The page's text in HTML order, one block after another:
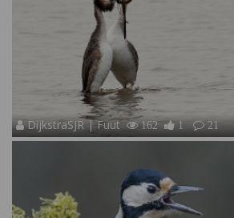
DijkstraSJR | Fuut 162 1 21